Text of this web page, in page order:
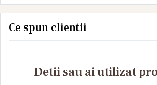
Ce spun clientii
Detii sau ai utilizat